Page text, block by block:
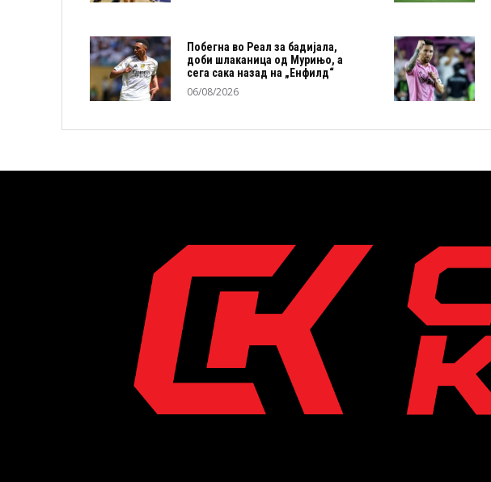
Побегна во Реал за бадијала,
доби шлаканица од Мурињо, а
сега сака назад на „Енфилд“
06/08/2026